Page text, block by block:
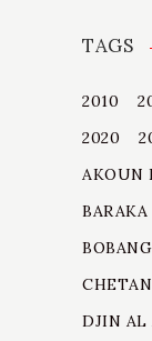
TAGS
2010
2020
AKOUN
DJIN AL